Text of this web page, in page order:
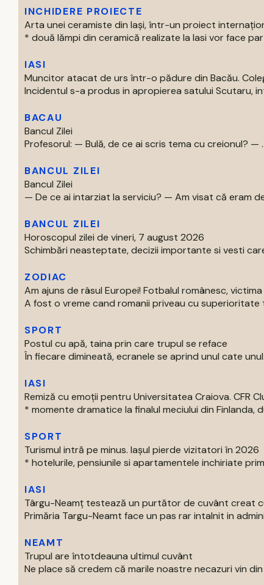
INCHIDERE PROIECTE
Arta unei ceramiste din Iași, într-un proiect
* două lămpi din ceramică realizate la Iasi vor face
IASI
Muncitor atacat de urs într-o pădure din Bacău.
Incidentul s-a produs in apropierea satului Scutaru,
BACAU
Bancul Zilei
Profesorul: — Bulă, de ce ai scris tema cu creionul? —
BANCUL ZILEI
Bancul Zilei
— De ce ai intarziat la serviciu? — Am visat că eram
BANCUL ZILEI
Horoscopul zilei de vineri, 7 august 2026
Schimbări neasteptate, decizii importante si vesti
ZODIAC
Am ajuns de râsul Europei! Fotbalul românesc,
A fost o vreme cand romanii priveau cu superioritate
SPORT
Postul cu apă, taina prin care trupul se reface
În fiecare dimineată, ecranele se aprind unul cate
IASI
Remiză cu emoții pentru Universitatea Craiova. CFR
* momente dramatice la finalul meciului din Finlanda,
SPORT
Turismul intră pe minus. Iașul pierde vizitatori în 2026
* hotelurile, pensiunile si apartamentele inchiriate
IASI
Târgu-Neamț testează un purtător de cuvânt creat
Primăria Targu-Neamt face un pas rar intalnit in
NEAMT
Trupul are întotdeauna ultimul cuvânt
Ne place să credem că marile noastre necazuri vin din